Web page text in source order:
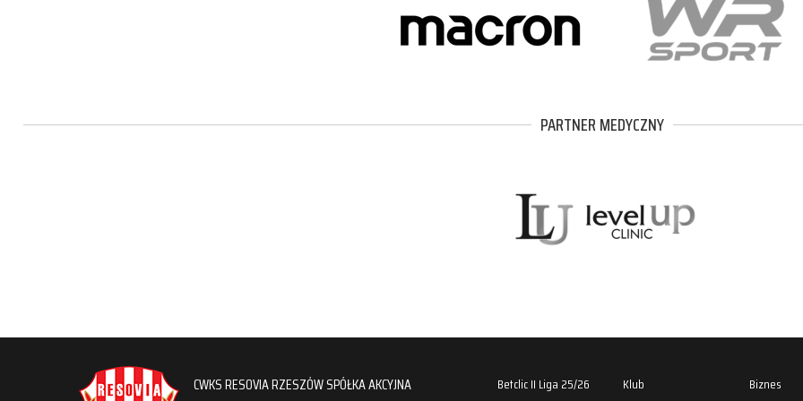
PARTNER MEDYCZNY
CWKS RESOVIA RZESZÓW SPÓŁKA AKCYJNA
Betclic II Liga 25/26
Klub
Biznes